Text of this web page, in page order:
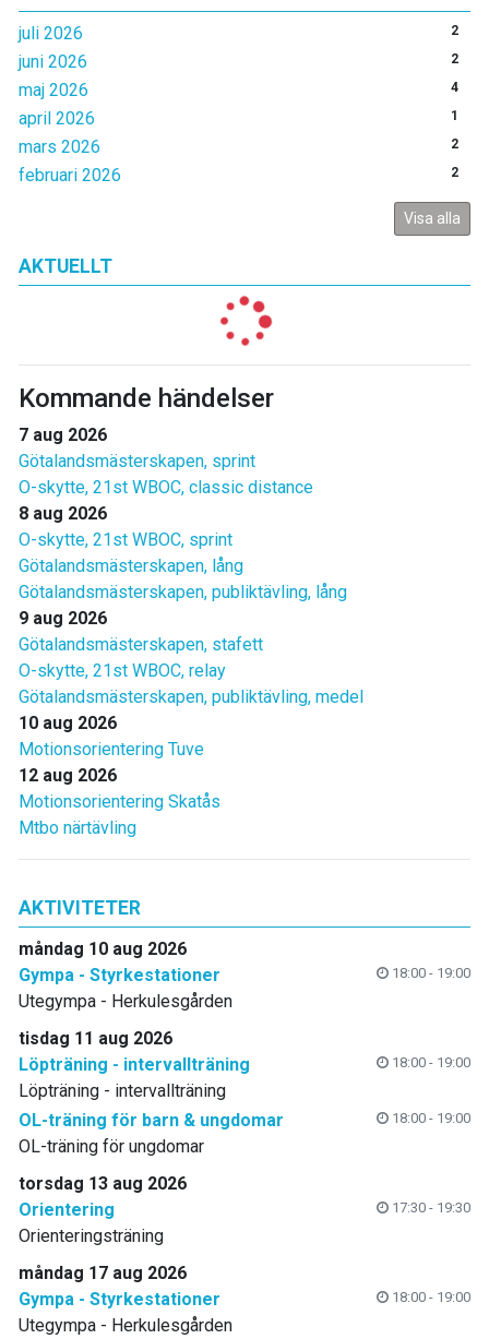
juli 2026 2
juni 2026 2
maj 2026 4
april 2026 1
mars 2026 2
februari 2026 2
Visa alla
AKTUELLT
Kommande händelser
7 aug 2026
Götalandsmästerskapen, sprint
O-skytte, 21st WBOC, classic distance
8 aug 2026
O-skytte, 21st WBOC, sprint
Götalandsmästerskapen, lång
Götalandsmästerskapen, publiktävling, lång
9 aug 2026
Götalandsmästerskapen, stafett
O-skytte, 21st WBOC, relay
Götalandsmästerskapen, publiktävling, medel
10 aug 2026
Motionsorientering Tuve
12 aug 2026
Motionsorientering Skatås
Mtbo närtävling
AKTIVITETER
måndag 10 aug 2026
Gympa - Styrkestationer
18:00 - 19:00
Utegympa - Herkulesgården
tisdag 11 aug 2026
Löpträning - intervallträning
18:00 - 19:00
Löpträning - intervallträning
OL-träning för barn & ungdomar
18:00 - 19:00
OL-träning för ungdomar
torsdag 13 aug 2026
Orientering
17:30 - 19:30
Orienteringsträning
måndag 17 aug 2026
Gympa - Styrkestationer
18:00 - 19:00
Utegympa - Herkulesgården